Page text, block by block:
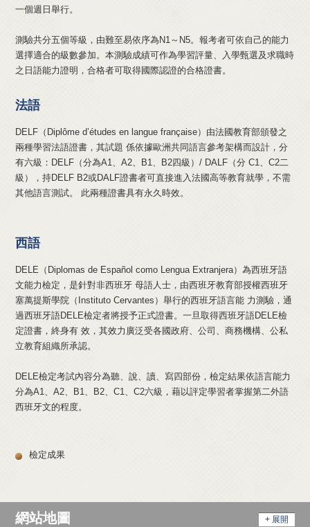
一個週日舉行。
測驗共分五個等級，由難至易依序為N1～N5。報考者可依自己的能力
選擇適合的級數參加。本測驗成績可作為學習評量、入學甄選及求職時
之日語能力證明，合格者可取得國際認證的合格證書。
法語
DELF（Diplôme d’études en langue française）由法國教育部頒發之
兩種學習法語證書，其試題 係依據歐洲共同語言參考架構而設計，分
有六級：DELF（分為A1、A2、B1、B2四級）/ DALF（分 C1、C2二
級），持DELF B2或DALF證書者可直接進入法國高等教育就學，不需
其他語言測試。 此兩種證書具有永久時效。
西語
DELE（Diplomas de Español como Lengua Extranjera）為西班牙語
文能力檢定，是針對非西班牙 母語人士，由西班牙教育部授權西班牙
塞萬提斯學院（Instituto Cervantes）舉行的西班牙語言能 力測驗，通
過西班牙語DELE檢定者將授予正式證書。一旦取得西班牙語DELE檢
定證書，終身有 效，其效力廣泛受各國政府、公司、商務機構、公私
立教育組織所承認。
DELE檢定考試內容分為聽、說、讀、寫四部份，檢定結果依語言能力
分為A1、A2、B1、B2、C1、C2六級，藉以評定學習者掌握第二外語
西班牙文的程度。
檢定成果
網站地圖 + 展開